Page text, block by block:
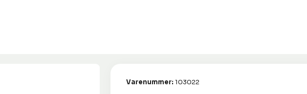
Varenummer: 103022